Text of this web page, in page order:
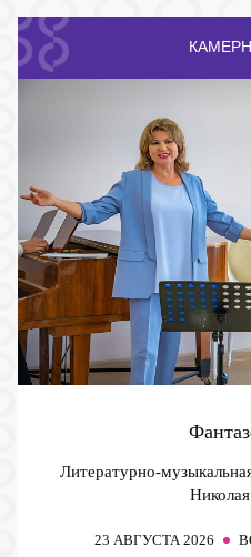
Литературно-
23 АВГУСТА 2026